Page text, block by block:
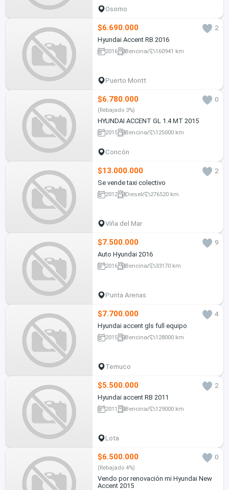
Osorno
$6.690.000
2
Hyundai Accent RB 2016
2016 Bencina 160941 km
Puerto Montt
$6.780.000 0
(Rebajado 3%)
HYUNDAI ACCENT GL 1.4 MT 2015
2015 Bencina 125000 km
Concón
$13.000.000
2
Se vende taxi colectivo
2012 Diesel 276520 km
Viña del Mar
$7.500.000
9
Auto Hyundai 2016
2016 Bencina 33170 km
Punta Arenas
$7.700.000
4
Hyundai accent gls full equipo
2015 Bencina 128000 km
Temuco
$5.500.000
2
Hyundai accent RB 2011
2011 Bencina 129000 km
Lota
$6.500.000 0
(Rebajado 4%)
Vendo por renovación mi Hyundai New
Accent 2015